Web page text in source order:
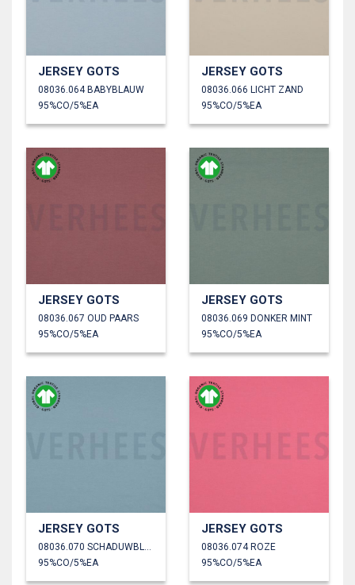
JERSEY GOTS
08036.064 BABYBLAUW
95%CO/5%EA
JERSEY GOTS
08036.066 LICHT ZAND
95%CO/5%EA
JERSEY GOTS
08036.067 OUD PAARS
95%CO/5%EA
JERSEY GOTS
08036.069 DONKER MINT
95%CO/5%EA
JERSEY GOTS
08036.070 SCHADUWBLAUW
95%CO/5%EA
JERSEY GOTS
08036.074 ROZE
95%CO/5%EA